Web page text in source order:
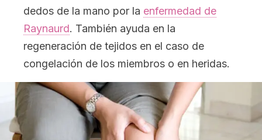
dedos de la mano por la enfermedad de
Raynaurd. También ayuda en la
regeneración de tejidos en el caso de
congelación de los miembros o en heridas.